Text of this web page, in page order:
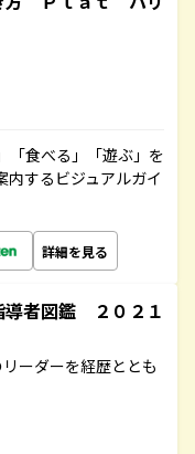
「食べる」「遊ぶ」を
するビジュアルガイ
詳細を見る
者図鑑 ２０２１
ーダーを経歴ととも